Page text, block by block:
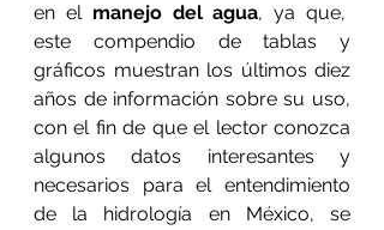
en el manejo del agua, ya que,
este compendio de tablas y
gráficos muestran los últimos diez
años de información sobre su uso,
con el fin de que el lector conozca
algunos datos interesantes y
necesarios para el entendimiento
de la hidrología en México, se